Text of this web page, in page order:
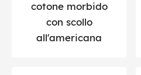
cotone morbido
con scollo
all'americana